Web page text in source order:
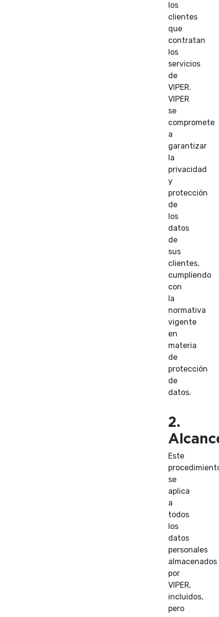
los
clientes
que
contratan
los
servicios
de
VIPER.
VIPER
se
compromete
a
garantizar
la
privacidad
y
protección
de
los
datos
de
sus
clientes,
cumpliendo
con
la
normativa
vigente
en
materia
de
protección
de
datos.
2.
Este
se
aplica
a
todos
los
datos
personales
almacenados
por
VIPER,
incluidos,
pero